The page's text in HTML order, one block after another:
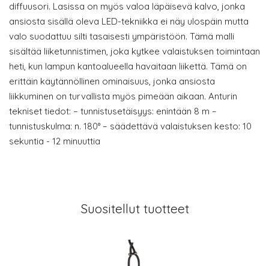
diffuusori. Lasissa on myös valoa läpäisevä kalvo, jonka
ansiosta sisällä oleva LED-tekniikka ei näy ulospäin mutta
valo suodattuu silti tasaisesti ympäristöön. Tämä malli
sisältää liiketunnistimen, joka kytkee valaistuksen toimintaan
heti, kun lampun kantoalueella havaitaan liikettä. Tämä on
erittäin käytännöllinen ominaisuus, jonka ansiosta
liikkuminen on turvallista myös pimeään aikaan. Anturin
tekniset tiedot: – tunnistusetäisyys: enintään 8 m –
tunnistuskulma: n. 180° – säädettävä valaistuksen kesto: 10
sekuntia - 12 minuuttia
Suositellut tuotteet